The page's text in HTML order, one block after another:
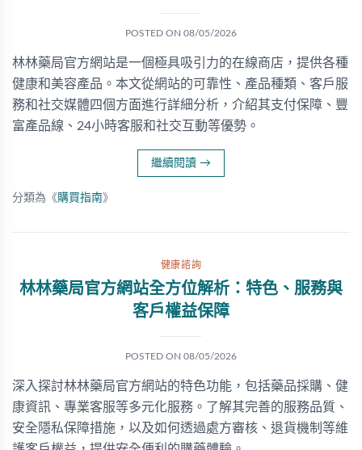
POSTED ON 08/05/2026
林林藥局官方網站是一個極具吸引力的在線商店，提供各種
健康和美容產品。本文從網站的可靠性、產品種類、客戶服
務和社交媒體四個方面進行詳細分析，介紹其支付保障、豐
富產品線、24小時客服和社交互動等優勢。
繼續閱讀 →
分類為《購買指南》
健康諮詢
林林藥局官方網站全方位解析：特色、服務與
客戶權益保障
POSTED ON 08/05/2026
深入探討林林藥局官方網站的特色功能，包括藥品採購、健
康資訊、專業客服等多元化服務。了解其完善的服務品質、
安全隱私保障措施，以及如何透過處方審核、退貨機制等維